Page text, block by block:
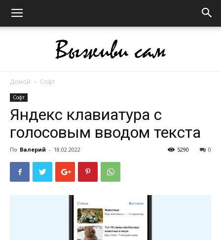
сам
Домой Софт
Софт
Яндекс клавиатура с
голосовым вводом текста
По Валерий - 18.02.2022 0
5290